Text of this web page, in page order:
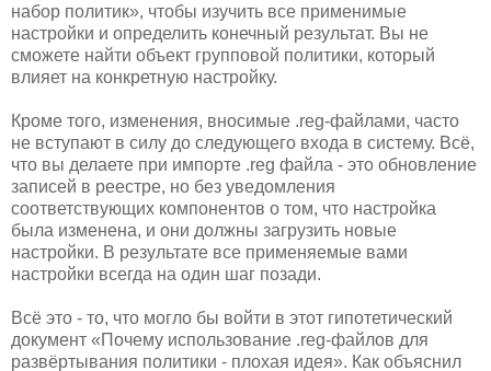
набор политик», чтобы изучить все применимые
настройки и определить конечный результат. Вы не
сможете найти объект групповой политики, который
влияет на конкретную настройку.
Кроме того, изменения, вносимые .reg-файлами, часто
не вступают в силу до следующего входа в систему. Всё,
что вы делаете при импорте .reg файла - это обновление
записей в реестре, но без уведомления
соответствующих компонентов о том, что настройка
была изменена, и они должны загрузить новые
настройки. В результате все применяемые вами
настройки всегда на один шаг позади.
Всё это - то, что могло бы войти в этот гипотетический
документ «Почему использование .reg-файлов для
развёртывания политики - плохая идея». Как объяснил